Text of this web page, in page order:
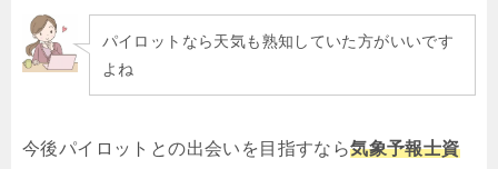
パイロットなら天気も熟知していた方がいいです
よね
今後パイロットとの出会いを目指すなら気象予報士資